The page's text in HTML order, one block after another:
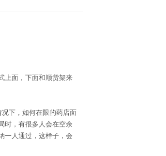
上面，下面和顺货架来
下，如何在限的药店面
时，有很多人会在空余
一人通过，这样子，会